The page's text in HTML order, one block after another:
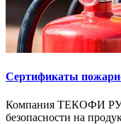
Сертификаты
Компания ТЕКОФИ
безопасности на